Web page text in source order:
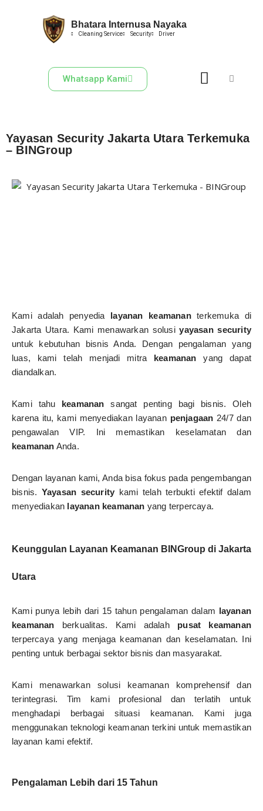
Bhatara Internusa Nayaka
Cleaning Service Security Driver
Whatsapp Kami
Yayasan Security Jakarta Utara Terkemuka
– BINGroup
Kami adalah penyedia layanan keamananterkemuka di
Jakarta Utara. Kami menawarkan solusiyayasan security
untuk kebutuhan bisnis Anda. Dengan pengalaman yang
luas, kami telah menjadi mitra keamanan yang dapat
diandalkan.
Kami tahu keamanan sangat penting bagi bisnis. Oleh
karena itu, kami menyediakan layanan penjagaan 24/7 dan
pengawalan VIP. Ini memastikan keselamatan dan
keamanan Anda.
Dengan layanan kami, Anda bisa fokus pada pengembangan
bisnis. Yayasan security kami telah terbukti efektif dalam
menyediakan layanan keamanan yang terpercaya.
Keunggulan Layanan Keamanan BINGroup di Jakarta
Utara
Kami punya lebih dari 15 tahun pengalaman dalam layanan
keamanan berkualitas. Kami adalah pusat keamanan
terpercaya yang menjaga keamanan dan keselamatan. Ini
penting untuk berbagai sektor bisnis dan masyarakat.
Kami menawarkan solusi keamanan komprehensif dan
terintegrasi. Tim kami profesional dan terlatih untuk
menghadapi berbagai situasi keamanan. Kami juga
menggunakan teknologi keamanan terkini untuk memastikan
layanan kami efektif.
Pengalaman Lebih dari 15 Tahun